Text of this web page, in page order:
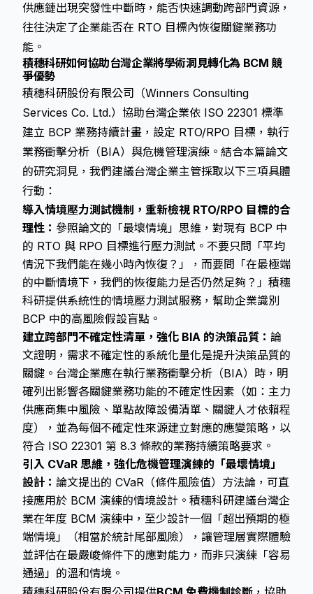
供應鏈出現突發性中斷時，能否快速調動跨部門資源，
往往決定了企業能否在 RTO 目標內恢復關鍵業務功
能。
積穗科研如何協助台灣企業將學術洞見轉化為 BCM 競
爭優勢
積穗科研股份有限公司（Winners Consulting
Services Co. Ltd.）協助台灣企業依 ISO 22301 標準
建立 BCP 業務持續計畫，設定 RTO/RPO 目標，執行
業務衝擊分析（BIA）與危機管理演練。結合本篇論文
的研究洞見，我們建議台灣企業主管採取以下三項具體
行動：
導入情境壓力測試機制，重新檢視 RTO/RPO 目標的合
理性： 參照論文的「最壞情境」思維，對現有 BCP 中
的 RTO 與 RPO 目標進行壓力測試。不要只問「平均
情況下我們能在幾小時內恢復？」，而要問「在最極端
的中斷情境下，我們的恢復能力是否仍然足夠？」積穗
科研提供系統性的情境壓力測試服務，幫助企業識別
BCP 中的高風險假設盲點。
建立跨部門不確定性清單，強化 BIA 的決策品質： 論
文證明，需求不確定性的系統化量化是提升決策品質的
關鍵。台灣企業應在執行業務衝擊分析（BIA）時，明
確列出影響各關鍵業務功能的不確定性因素（如：主力
供應商集中風險、單點故障設備清單、關鍵人才依賴程
度），並為每個不確定性來源建立對應的應變策略，以
符合 ISO 22301 第 8.3 條款的業務持續策略要求。
引入 CVaR 思維，強化危機管理演練的「最壞情境」
設計： 論文提出的 CVaR（條件風險值）方法論，可直
接應用於 BCM 演練的情境設計。積穗科研建議台灣企
業在年度 BCM 演練中，至少設計一個「超出預期的極
端情境」（相當於統計尾部風險），讓管理層實際體驗
並評估在最嚴峻條件下的應對能力，而非只演練「容易
通過」的溫和情境。